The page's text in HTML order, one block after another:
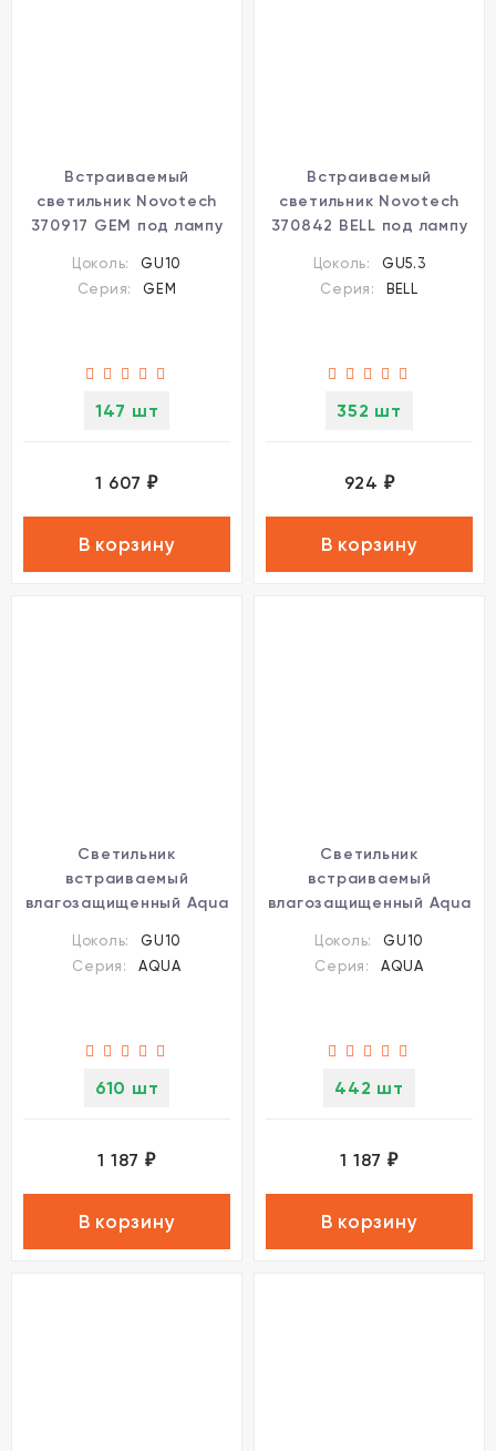
Встраиваемый
светильник Novotech
370917 GEM под лампу
Цоколь:
GU10
Серия:
GEM
147 шт
1 607 ₽
В корзину
Встраиваемый
светильник Novotech
370842 BELL под лампу
Цоколь:
GU5.3
Серия:
BELL
352 шт
924 ₽
В корзину
Светильник
встраиваемый
влагозащищенный Aqua
Цоколь:
GU10
Серия:
AQUA
610 шт
1 187 ₽
В корзину
Светильник
встраиваемый
влагозащищенный Aqua
Цоколь:
GU10
Серия:
AQUA
442 шт
1 187 ₽
В корзину